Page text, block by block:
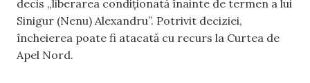
decis „liberarea condiționată înainte de termen a lui
Sinigur (Nenu) Alexandru”. Potrivit deciziei,
încheierea poate fi atacată cu recurs la Curtea de
Apel Nord.